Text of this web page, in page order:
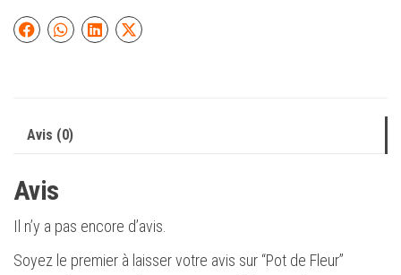
Avis (0)
Avis
Il n’y a pas encore d’avis.
Soyez le premier à laisser votre avis sur “Pot de Fleur”